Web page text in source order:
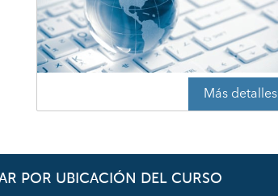
Más detalles
POR UBICACIÓN DEL CURSO